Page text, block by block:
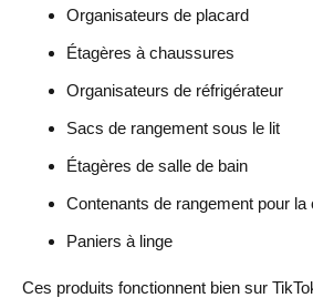
Organisateurs de placard
Étagères à chaussures
Organisateurs de réfrigérateur
Sacs de rangement sous le lit
Étagères de salle de bain
Contenants de rangement pour la
Paniers à linge
Ces produits fonctionnent bien sur